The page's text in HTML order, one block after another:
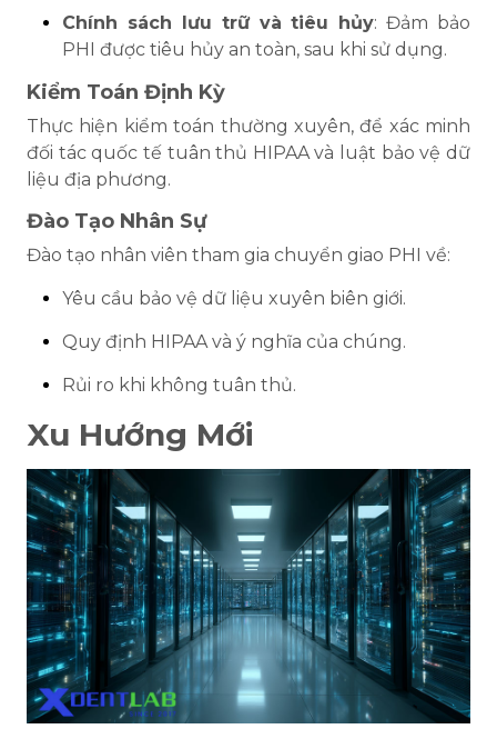
Chính sách lưu trữ và tiêu hủy: Đảm bảo
PHI được tiêu hủy an toàn, sau khi sử dụng.
Kiểm Toán Định Kỳ
Thực hiện kiểm toán thường xuyên, để xác minh
đối tác quốc tế tuân thủ HIPAA và luật bảo vệ dữ
liệu địa phương.
Đào Tạo Nhân Sự
Đào tạo nhân viên tham gia chuyển giao PHI về:
Yêu cầu bảo vệ dữ liệu xuyên biên giới.
Quy định HIPAA và ý nghĩa của chúng.
Rủi ro khi không tuân thủ.
Xu Hướng Mới